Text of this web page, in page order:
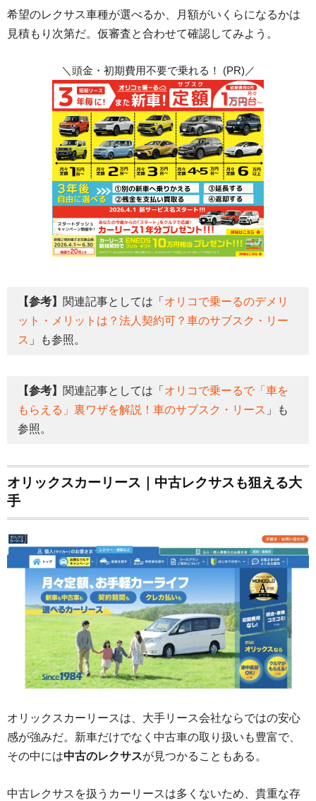
希望のレクサス車種が選べるか、月額がいくらになるかは
見積もり次第だ。仮審査と合わせて確認してみよう。
＼頭金・初期費用不要で乗れる！ (PR)／
【参考】 関連記事としては「 オリコで乗ーるのデメリ
ット・メリットは？法人契約可？車のサブスク・リー
ス 」も参照。
【参考】 関連記事としては「 オリコで乗ーるで「車を
もらえる」裏ワザを解説！車のサブスク・リース 」も
参照。
オリックスカーリース｜中古レクサスも狙える大
手
オリックスカーリースは、大手リース会社ならではの安心
感が強みだ。新車だけでなく中古車の取り扱いも豊富で、
その中には中古のレクサスが見つかることもある。
中古レクサスを扱うカーリースは多くないため、貴重な存